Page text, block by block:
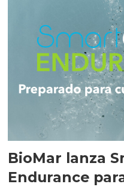
BioMar lanza
Endurance